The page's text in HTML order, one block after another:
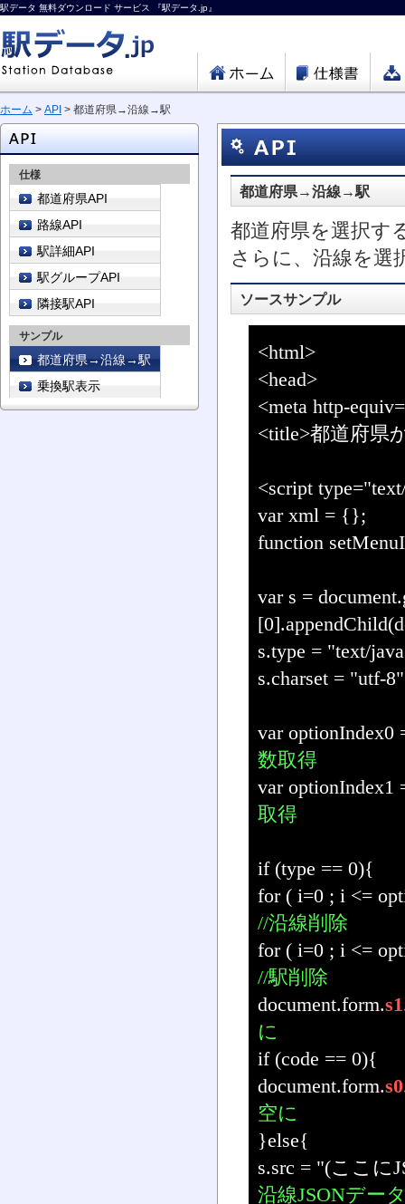
駅データ 無料ダウンロード サービス 『駅データ.jp』
ホーム > API > 都道府県→沿線→駅
仕様
都道府県API
路線API
駅詳細API
駅グループAPI
隣接駅API
サンプル
都道府県→沿線→駅
乗換駅表示
都道府県→沿線→駅
都道府県を選択す
さらに、沿線を選
ソースサンプル
<html>
<head>
<meta http-
<title>都道府県
<script
var xml = {};
function
var s =
s.type = "text/
s.charset = "utf-
var optionIndex0
数取得
var optionIndex1
取得
if (type == 0){
for ( i=0 ; i <=
//沿線削除
for ( i=0 ; i <=
//駅削除
document.form.s1
に
if (code == 0){
document.form.s0
空に
}else{
s.src = "(ここに
沿線JSONデー